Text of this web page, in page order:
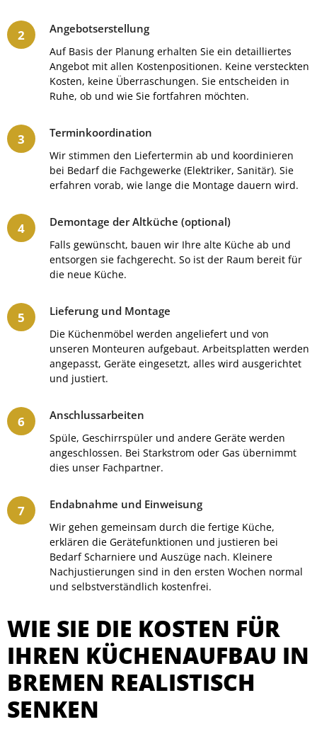
Angebotserstellung
Auf Basis der Planung erhalten Sie ein detailliertes
Angebot mit allen Kostenpositionen. Keine versteckten
Kosten, keine Überraschungen. Sie entscheiden in
Ruhe, ob und wie Sie fortfahren möchten.
Terminkoordination
Wir stimmen den Liefertermin ab und koordinieren
bei Bedarf die Fachgewerke (Elektriker, Sanitär). Sie
erfahren vorab, wie lange die Montage dauern wird.
Demontage der Altküche (optional)
Falls gewünscht, bauen wir Ihre alte Küche ab und
entsorgen sie fachgerecht. So ist der Raum bereit für
die neue Küche.
Lieferung und Montage
Die Küchenmöbel werden angeliefert und von
unseren Monteuren aufgebaut. Arbeitsplatten werden
angepasst, Geräte eingesetzt, alles wird ausgerichtet
und justiert.
Anschlussarbeiten
Spüle, Geschirrspüler und andere Geräte werden
angeschlossen. Bei Starkstrom oder Gas übernimmt
dies unser Fachpartner.
Endabnahme und Einweisung
Wir gehen gemeinsam durch die fertige Küche,
erklären die Gerätefunktionen und justieren bei
Bedarf Scharniere und Auszüge nach. Kleinere
Nachjustierungen sind in den ersten Wochen normal
und selbstverständlich kostenfrei.
WIE SIE DIE KOSTEN FÜR
IHREN KÜCHENAUFBAU IN
BREMEN REALISTISCH
SENKEN